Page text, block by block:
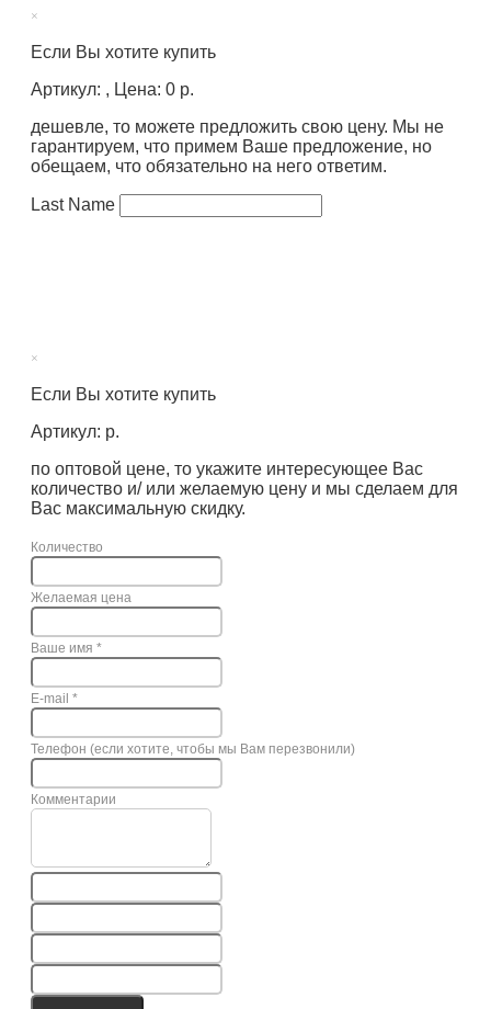
×
Если Вы хотите купить
Артикул: , Цена: 0 р.
дешевле, то можете предложить свою цену. Мы не
гарантируем, что примем Ваше предложение, но
обещаем, что обязательно на него ответим.
Last Name
×
Если Вы хотите купить
Артикул: р.
по оптовой цене, то укажите интересующее Вас
количество и/ или желаемую цену и мы сделаем для
Вас максимальную скидку.
Количество
Желаемая цена
Ваше имя *
E-mail *
Телефон (если хотите, чтобы мы Вам перезвонили)
Комментарии